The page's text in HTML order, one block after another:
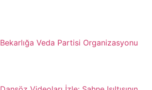
Bekarlığa Veda Partisi Organizasyonu